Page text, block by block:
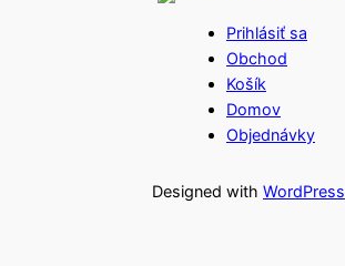
Prihlásiť sa
Obchod
Košík
Domov
Objednávky
Designed with WordPress